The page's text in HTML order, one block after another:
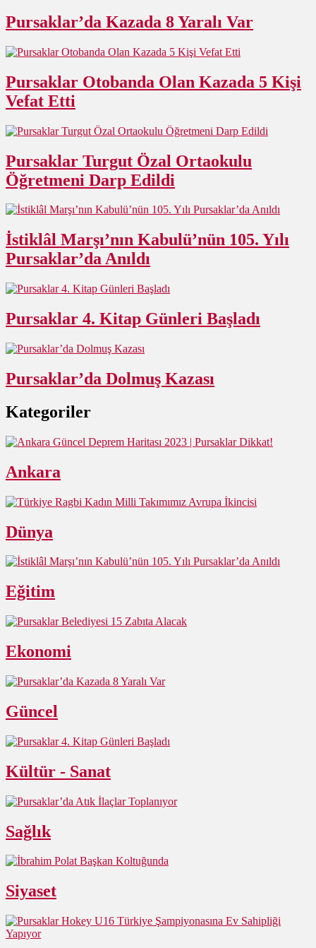
Pursaklar’da Kazada 8 Yaralı Var
Pursaklar Otobanda Olan Kazada 5 Kişi
Vefat Etti
Pursaklar Turgut Özal Ortaokulu
Öğretmeni Darp Edildi
İstiklâl Marşı’nın Kabulü’nün 105. Yılı
Pursaklar’da Anıldı
Pursaklar 4. Kitap Günleri Başladı
Pursaklar’da Dolmuş Kazası
Kategoriler
Ankara
Dünya
Eğitim
Ekonomi
Güncel
Kültür - Sanat
Sağlık
Siyaset